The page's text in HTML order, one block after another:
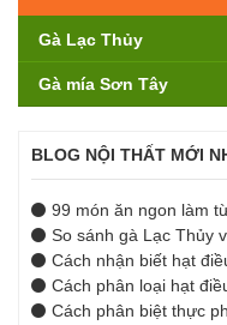
Gà Lạc Thủy
Gà mía Sơn Tây
BLOG NỘI THẤT MỚI
99 món ăn ngon làm
So sánh gà Lạc Thủy
Cách nhận biết hạt
Cách phân loại hạt
Cách phân biệt thực